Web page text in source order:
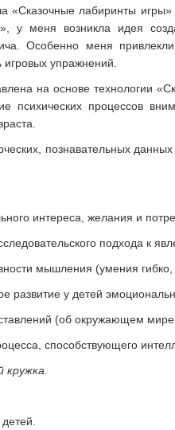
«Сказочные лабиринты
у меня возникла идея
Особенно меня
игровых упражнений.
на основе технологии
психических процессов
познавательных
интереса, желания и
подхода к
мышления (умения
развитие у детей
(об окружающем
способствующего